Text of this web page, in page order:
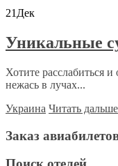
21 Дек
Уникальные
Хотите расслабиться
нежась в лучах...
Украина Читать дальше
Заказ